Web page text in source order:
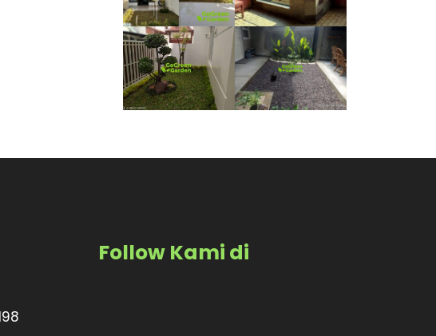
Follow Kami di